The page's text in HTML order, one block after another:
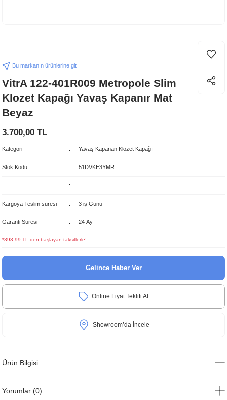
Bu markanın ürünlerine git
VitrA 122-401R009 Metropole Slim
Klozet Kapağı Yavaş Kapanır Mat
Beyaz
3.700,00 TL
Kategori Yavaş Kapanan Klozet Kapağı
Stok Kodu 51DVKE3YMR
Kargoya Teslim süresi 3 iş Günü
Garanti Süresi 24 Ay
*393,99 TL den başlayan taksitlerle!
Gelince Haber Ver
Online Fiyat Teklifi Al
Showroom’da İncele
Ürün Bilgisi
Yorumlar (0)